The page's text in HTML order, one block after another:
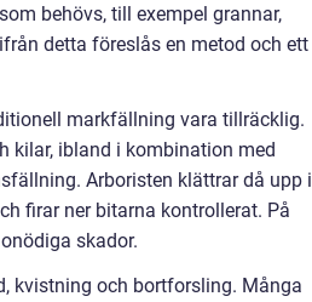
behövs, till exempel grannar,
detta föreslås en metod och ett
markfällning vara tillräcklig.
kilar, ibland i kombination med
Arboristen klättrar då upp i
firar ner bitarna kontrollerat. På
skador.
kvistning och bortforsling. Många